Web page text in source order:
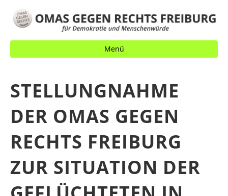
Menü
STELLUNGNAHME
DER OMAS GEGEN
RECHTS FREIBURG
ZUR SITUATION DER